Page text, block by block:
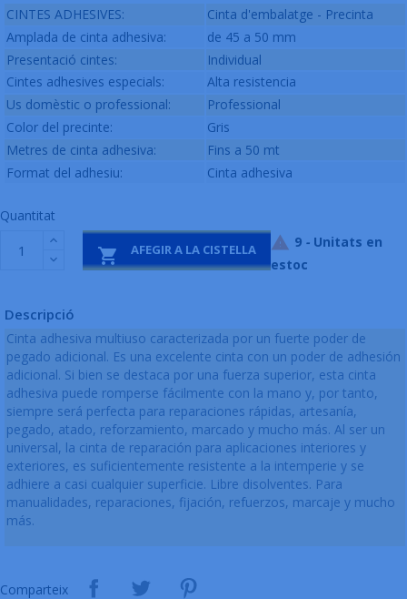
CINTES ADHESIVES:
Cinta d'embalatge - Precinta
Amplada de cinta adhesiva:
de 45 a 50 mm
Presentació cintes:
Individual
Cintes adhesives especials:
Alta resistencia
Us domèstic o professional:
Professional
Color del precinte:
Gris
Metres de cinta adhesiva:
Fins a 50 mt
Format del adhesiu:
Cinta adhesiva
Quantitat
 AFEGIR A LA CISTELLA  9 - Unitats en
estoc
Descripció
Cinta adhesiva multiuso caracterizada por un fuerte poder de
pegado adicional. Es una excelente cinta con un poder de adhesión
adicional. Si bien se destaca por una fuerza superior, esta cinta
adhesiva puede romperse fácilmente con la mano y, por tanto,
siempre será perfecta para reparaciones rápidas, artesanía,
pegado, atado, reforzamiento, marcado y mucho más. Al ser un
universal, la cinta de reparación para aplicaciones interiores y
exteriores, es suficientemente resistente a la intemperie y se
adhiere a casi cualquier superficie. Libre disolventes. Para
manualidades, reparaciones, fijación, refuerzos, marcaje y mucho
más.
Comparteix